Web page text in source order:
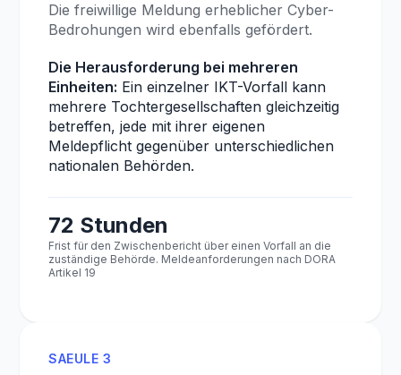
Die freiwillige Meldung erheblicher Cyber-
Bedrohungen wird ebenfalls gefördert.
Die Herausforderung bei mehreren
Einheiten: Ein einzelner IKT-Vorfall kann
mehrere Tochtergesellschaften gleichzeitig
betreffen, jede mit ihrer eigenen
Meldepflicht gegenüber unterschiedlichen
nationalen Behörden.
72 Stunden
Frist für den Zwischenbericht über einen Vorfall an die
zuständige Behörde. Meldeanforderungen nach DORA
Artikel 19
SAEULE 3